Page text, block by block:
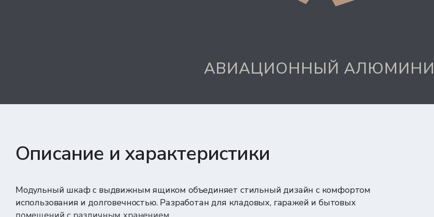
АВИАЦИОННЫЙ
Описание и характеристики
Модульный шкаф с выдвижным ящиком объединяет стильный дизайн с комфортом
использования и долговечностью. Разработан для кладовых, гаражей и бытовых